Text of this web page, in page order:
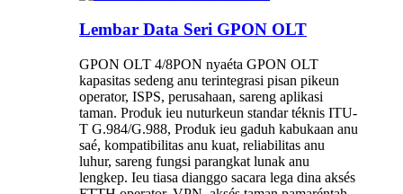
Lembar Data Seri GPON OLT
GPON OLT 4/8PON nyaéta GPON OLT
kapasitas sedeng anu terintegrasi pisan pikeun
operator, ISPS, perusahaan, sareng aplikasi
taman. Produk ieu nuturkeun standar téknis ITU-
T G.984/G.988, Produk ieu gaduh kabukaan anu
saé, kompatibilitas anu kuat, reliabilitas anu
luhur, sareng fungsi parangkat lunak anu
lengkep. Ieu tiasa dianggo sacara lega dina aksés